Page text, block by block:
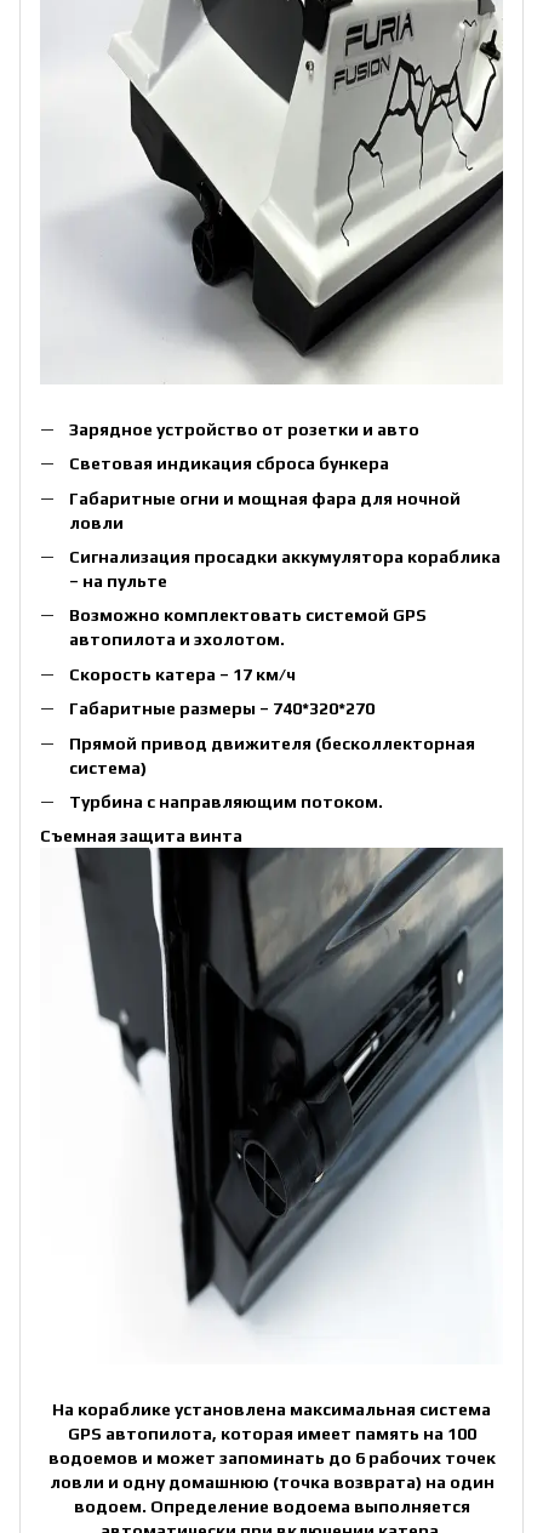
Зарядное устройство от розетки и авто
Световая индикация сброса бункера
Габаритные огни и мощная фара для ночной
ловли
Сигнализация просадки аккумулятора кораблика
– на пульте
Возможно комплектовать системой GPS
автопилота и эхолотом.
Скорость катера – 17 км/ч
Габаритные размеры – 740*320*270
Прямой привод движителя (бесколлекторная
система)
Турбина с направляющим потоком.
Съемная защита винта
На кораблике установлена максимальная система
GPS автопилота, которая имеет память на 100
водоемов и может запоминать до 6 рабочих точек
ловли и одну домашнюю (точка возврата) на один
водоем. Определение водоема выполняется